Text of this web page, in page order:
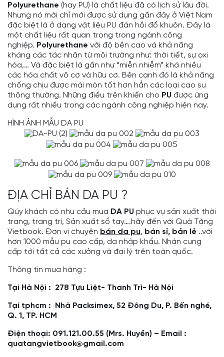
Polyurethane (hay PU) là chất liệu đã có lịch sử lâu đời.
Nhưng nó mới chỉ mới được sử dụng gần đây ở Việt Nam
đặc biệt là ở dạng vật liệu PU đàn hồi đổ khuôn. Đây là
một chất liệu rất quan trọng trong ngành công
nghiệp. Polyurethane với độ bền cao và khả năng
kháng các tác nhân từ môi trường như: thời tiết, sự oxi
hóa,… Và đặc biệt là gần như “miễn nhiễm” khá nhiều
các hóa chất vô cơ và hữu cơ. Bên cạnh đó là khả năng
chống chịu được mài mòn tốt hơn hẳn các loại cao su
thông thường. Những điều trên khiến cho PU được ứng
dụng rất nhiều trong các ngành công nghiệp hiện nay.
HÌNH ẢNH MẪU DA PU
ĐỊA CHỈ BÁN DA PU ?
Qúy khách có nhu cầu mua DA PU phục vụ sản xuất thời
trang, trang trí, Sản xuất sổ tay….hãy đến với Quà Tặng
Vietbook. Đơn vị chuyên bán da pu, bán sỉ, bản lẻ ..với
hơn 1000 mẫu pu cao cấp, da nhập khẩu. Nhận cung
cấp tới tất cả các xưởng và đại lý trên toàn quốc.
Thông tin mua hàng :
Tại Hà Nội : 278 Tựu Liệt- Thanh Trì- Hà Nội
Tại tphcm : Nhà Packsimex, 52 Đông Du, P. Bến nghé,
Q. 1, TP. HCM
Điện thoại: 091.121.00.55 (Mrs. Huyền) – Email :
quatangvietbook@gmail.com